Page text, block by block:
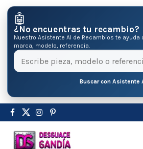
🤖
¿No encuentras tu recambio?
Nuestro Asistente AI de Recambios te ayuda
marca, modelo, referencia.
Buscar con Asistente